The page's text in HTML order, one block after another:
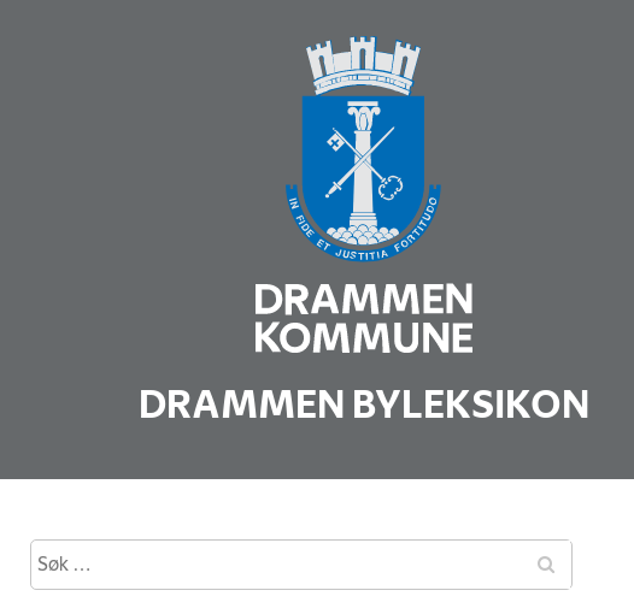
DRAMMEN BYLEKSIKON